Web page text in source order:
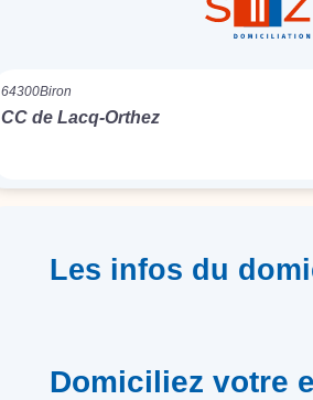
64300Biron
CC de Lacq-Orthez
Les infos du
Domiciliez votre